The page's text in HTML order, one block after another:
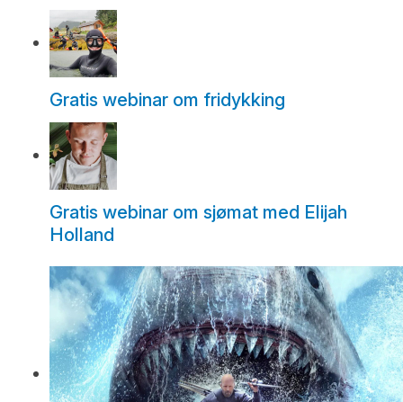
Gratis webinar om fridykking
Gratis webinar om sjømat med Elijah
Holland